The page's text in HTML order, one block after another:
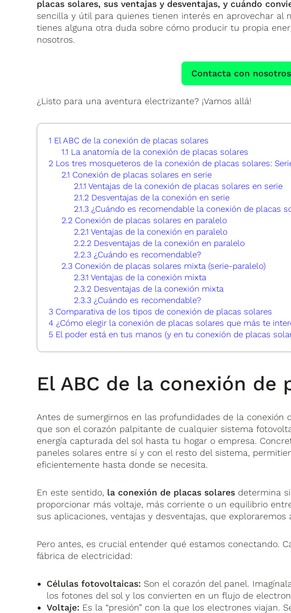
placas solares, sus ventajas y desventajas, y cuándo
sencilla y útil para quienes tienen interés en aprovechar al
tienes alguna otra duda sobre cómo producir tu propia
nosotros.
Contacta con nosotros
¿Listo para una aventura electrizante? ¡Vamos allá!
1 El ABC de la conexión de placas solares
1.1 La anatomía de la conexión de placas solares
2 Los tres mosqueteros de la conexión de placas solares:
2.1 Conexión de placas solares en serie
2.1.1 Ventajas de la conexión de placas solares en serie
2.1.2 Desventajas de la conexión en serie
2.1.3 ¿Cuándo es recomendable la conexión de placas
2.2Conexión de placas solares en paralelo
2.2.1 Ventajas de la conexión en paralelo
2.2.2 Desventajas de la conexión en paralelo
2.2.3 ¿Cuándo es recomendable?
2.3Conexión de placas solares mixta (serie-paralelo)
2.3.1 Ventajas de la conexión mixta
2.3.2 Desventajas de la conexión mixta
2.3.3 ¿Cuándo es recomendable?
3 Comparativa de los tipos de conexión de placas solares
4 ¿Cómo elegir la conexión de placas solares que más te
5 El poder está en tus manos (y en tu conexión de placas
El ABC de la conexión de
Antes de sumergirnos en las profundidades de la conexión
que son el corazón palpitante de cualquier sistema
energía capturada del sol hasta tu hogar o empresa.
paneles solares entre sí y con el resto del sistema,
eficientemente hasta donde se necesita.
En este sentido, la conexión de placas solares determina
proporcionar más voltaje, más corriente o un equilibrio
sus aplicaciones, ventajas y desventajas, que exploraremos
Pero antes, es crucial entender qué estamos conectando.
fábrica de electricidad:
Células fotovoltaicas: Son el corazón del panel.
los fotones del sol y los convierten en un flujo de
Voltaje: Es la “presión” con la que los electrones viajan.